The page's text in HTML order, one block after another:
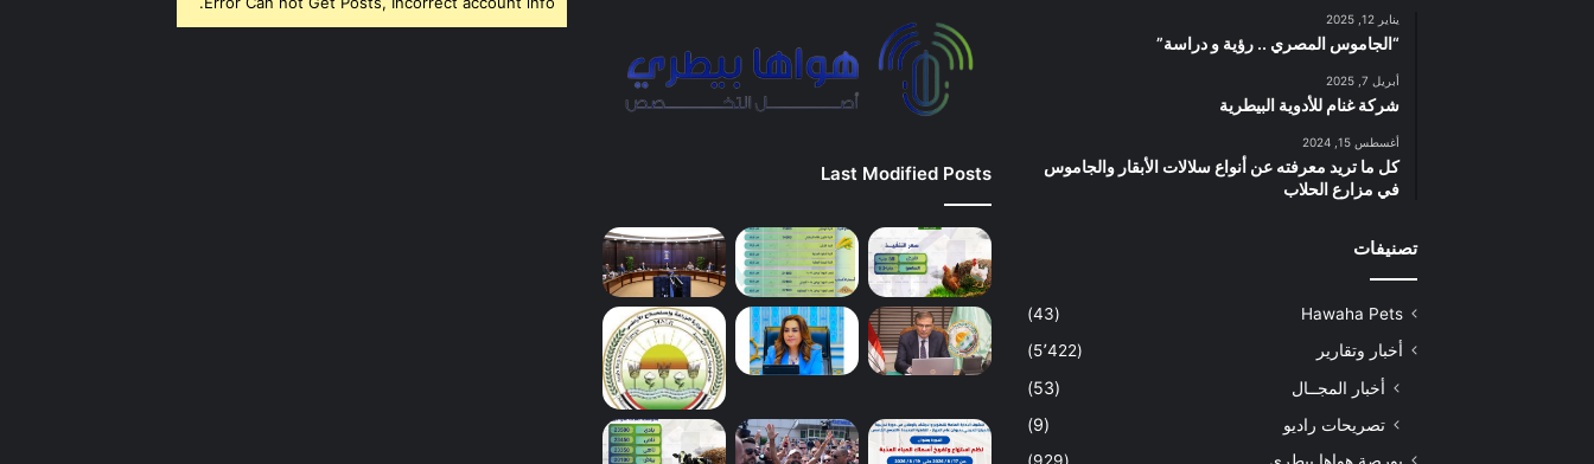
يناير 12, 2025
“الجاموس المصري .. رؤية و دراسة”
أبريل 7, 2025
شركة غنام للأدوية البيطرية
أغسطس 15, 2024
كل ما تريد معرفته عن أنواع سلالات الأبقار والجاموس
في مزارع الحلاب
تصنيفات
Hawaha Pets
(43)
أخبار وتقارير
(5٬422)
أخبار المجــال
(53)
تصريحات راديو
(9)
Last Modified Posts